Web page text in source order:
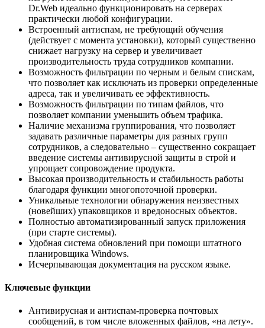
Dr.Web идеально функционировать на серверах
практически любой конфигурации.
Встроенный антиспам, не требующий обучения
(действует с момента установки), который существенно
снижает нагрузку на сервер и увеличивает
производительность труда сотрудников компании.
Возможность фильтрации по черным и белым спискам,
что позволяет как исключать из проверки определенные
адреса, так и увеличивать ее эффективность.
Возможность фильтрации по типам файлов, что
позволяет компании уменьшить объем трафика.
Наличие механизма группирования, что позволяет
задавать различные параметры для разных групп
сотрудников, а следовательно – существенно сокращает
введение системы антивирусной защиты в строй и
упрощает сопровождение продукта.
Высокая производительность и стабильность работы
благодаря функции многопоточной проверки.
Уникальные технологии обнаружения неизвестных
(новейших) упаковщиков и вредоносных объектов.
Полностью автоматизированный запуск приложения
(при старте системы).
Удобная система обновлений при помощи штатного
планировщика Windows.
Исчерпывающая документация на русском языке.
Ключевые функции
Антивирусная и антиспам-проверка почтовых
сообщений, в том числе вложенных файлов, «на лету».